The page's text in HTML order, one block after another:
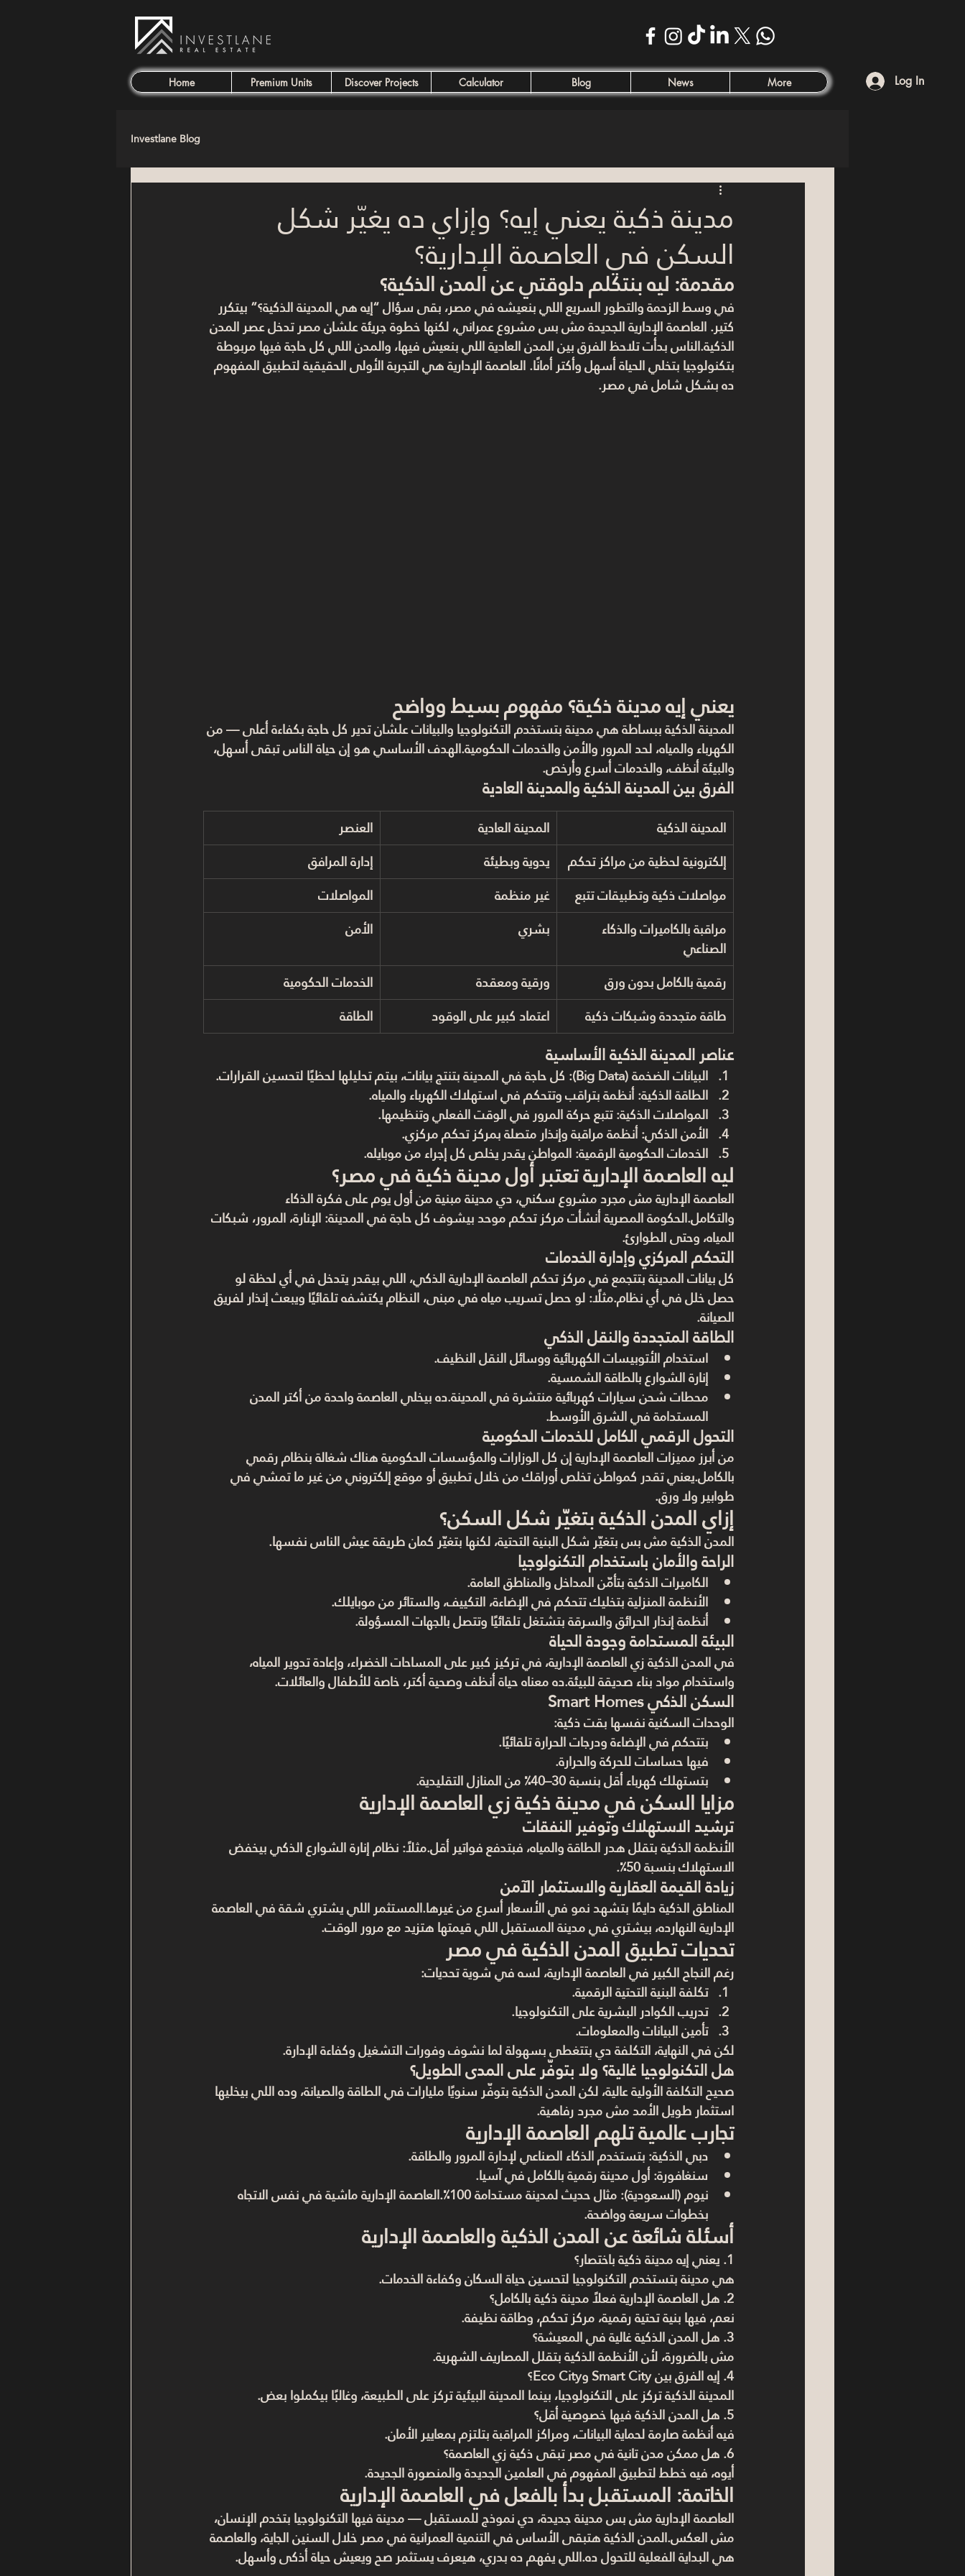
Home Premium Units Discover Projects Calculator Blog News More Log In
Investlane Blog
مدينة ذكية يعني إيه؟ وإزاي ده يغيّر شكل
السكن في العاصمة الإدارية؟
مقدمة: ليه بنتكلم دلوقتي عن المدن الذكية؟
في وسط الزحمة والتطور السريع اللي بنعيشه في مصر، بقى سؤال “إيه هي المدينة الذكية؟” بيتكرر
كتير. العاصمة الإدارية الجديدة مش بس مشروع عمراني، لكنها خطوة جريئة علشان مصر تدخل عصر المدن
الذكية.الناس بدأت تلاحظ الفرق بين المدن العادية اللي بنعيش فيها، والمدن اللي كل حاجة فيها مربوطة
بتكنولوجيا بتخلي الحياة أسهل وأكتر أمانًا. العاصمة الإدارية هي التجربة الأولى الحقيقية لتطبيق المفهوم
ده بشكل شامل في مصر.
يعني إيه مدينة ذكية؟ مفهوم بسيط وواضح
المدينة الذكية ببساطة هي مدينة بتستخدم التكنولوجيا والبيانات علشان تدير كل حاجة بكفاءة أعلى — من
الكهرباء والمياه، لحد المرور والأمن والخدمات الحكومية.الهدف الأساسي هو إن حياة الناس تبقى أسهل،
والبيئة أنظف، والخدمات أسرع وأرخص.
الفرق بين المدينة الذكية والمدينة العادية
العنصر المدينة العادية
المدينة الذكية
إدارة المرافق
يدوية وبطيئة
إلكترونية لحظية من مراكز تحكم
المواصلات
غير منظمة
مواصلات ذكية وتطبيقات تتبع
الأمن
بشري
مراقبة بالكاميرات والذكاء
الصناعي
الخدمات الحكومية
ورقية ومعقدة
رقمية بالكامل بدون ورق
الطاقة
اعتماد كبير على الوقود طاقة متجددة وشبكات ذكية
عناصر المدينة الذكية الأساسية
البيانات الضخمة (Big Data):
كل حاجة في المدينة بتنتج بيانات، بيتم تحليلها لحظيًا لتحسين القرارات.
الطاقة الذكية: أنظمة بتراقب وتتحكم في استهلاك الكهرباء والمياه.
المواصلات الذكية: تتبع حركة المرور في الوقت الفعلي وتنظيمها.
الأمن الذكي: أنظمة مراقبة وإنذار متصلة بمركز تحكم مركزي.
الخدمات الحكومية الرقمية: المواطن يقدر يخلص كل إجراء من موبايله.
ليه العاصمة الإدارية تعتبر أول مدينة ذكية في مصر؟
العاصمة الإدارية مش مجرد مشروع سكني، دي مدينة مبنية من أول يوم على فكرة الذكاء
والتكامل.الحكومة المصرية أنشأت مركز تحكم موحد بيشوف كل حاجة في المدينة: الإنارة، المرور، شبكات
المياه، وحتى الطوارئ.
التحكم المركزي وإدارة الخدمات
كل بيانات المدينة بتتجمع في مركز تحكم العاصمة الإدارية الذكي، اللي بيقدر يتدخل في أي لحظة لو
حصل خلل في أي نظام.مثلًا: لو حصل تسريب مياه في مبنى، النظام يكتشفه تلقائيًا ويبعث إنذار لفريق
الصيانة.
الطاقة المتجددة والنقل الذكي
استخدام الأتوبيسات الكهربائية ووسائل النقل النظيف.
إنارة الشوارع بالطاقة الشمسية.
محطات شحن سيارات كهربائية منتشرة في المدينة.ده بيخلي العاصمة واحدة من أكتر المدن
المستدامة في الشرق الأوسط.
التحول الرقمي الكامل للخدمات الحكومية
من أبرز مميزات العاصمة الإدارية إن كل الوزارات والمؤسسات الحكومية هناك شغالة بنظام رقمي
بالكامل.يعني تقدر كمواطن تخلص أوراقك من خلال تطبيق أو موقع إلكتروني من غير ما تمشي في
طوابير ولا ورق.
إزاي المدن الذكية بتغيّر شكل السكن؟
المدن الذكية مش بس بتغيّر شكل البنية التحتية، لكنها بتغيّر كمان طريقة عيش الناس نفسها.
الراحة والأمان باستخدام التكنولوجيا
الكاميرات الذكية بتأمّن المداخل والمناطق العامة.
الأنظمة المنزلية بتخليك تتحكم في الإضاءة، التكييف، والستائر من موبايلك.
أنظمة إنذار الحرائق والسرقة بتشتغل تلقائيًا وتتصل بالجهات المسؤولة.
البيئة المستدامة وجودة الحياة
في المدن الذكية زي العاصمة الإدارية، في تركيز كبير على المساحات الخضراء، وإعادة تدوير المياه،
واستخدام مواد بناء صديقة للبيئة.ده معناه حياة أنظف وصحية أكتر، خاصة للأطفال والعائلات.
السكن الذكي Smart Homes
الوحدات السكنية نفسها بقت ذكية:
بتتحكم في الإضاءة ودرجات الحرارة تلقائيًا.
فيها حساسات للحركة والحرارة.
بتستهلك كهرباء أقل بنسبة 30–40٪ من المنازل التقليدية.
مزايا السكن في مدينة ذكية زي العاصمة الإدارية
ترشيد الاستهلاك وتوفير النفقات
الأنظمة الذكية بتقلل هدر الطاقة والمياه، فبتدفع فواتير أقل.مثلاً: نظام إنارة الشوارع الذكي بيخفض
الاستهلاك بنسبة 50٪.
زيادة القيمة العقارية والاستثمار الآمن
المناطق الذكية دايمًا بتشهد نمو في الأسعار أسرع من غيرها.المستثمر اللي يشتري شقة في العاصمة
الإدارية النهارده، بيشتري في مدينة المستقبل اللي قيمتها هتزيد مع مرور الوقت.
تحديات تطبيق المدن الذكية في مصر
رغم النجاح الكبير في العاصمة الإدارية، لسه في شوية تحديات:
تكلفة البنية التحتية الرقمية.
تدريب الكوادر البشرية على التكنولوجيا.
تأمين البيانات والمعلومات.
لكن في النهاية، التكلفة دي بتتغطى بسهولة لما نشوف وفورات التشغيل وكفاءة الإدارة.
هل التكنولوجيا غالية؟ ولا بتوفّر على المدى الطويل؟
صحيح التكلفة الأولية عالية، لكن المدن الذكية بتوفّر سنويًا مليارات في الطاقة والصيانة، وده اللي بيخليها
استثمار طويل الأمد مش مجرد رفاهية.
تجارب عالمية تلهم العاصمة الإدارية
دبي الذكية: بتستخدم الذكاء الصناعي لإدارة المرور والطاقة.
سنغافورة: أول مدينة رقمية بالكامل في آسيا.
نيوم (السعودية)
: مثال حديث لمدينة مستدامة 100٪.العاصمة الإدارية ماشية في نفس الاتجاه
بخطوات سريعة وواضحة.
أسئلة شائعة عن المدن الذكية والعاصمة الإدارية
1. يعني إيه مدينة ذكية باختصار؟
هي مدينة بتستخدم التكنولوجيا لتحسين حياة السكان وكفاءة الخدمات.
2. هل العاصمة الإدارية فعلاً مدينة ذكية بالكامل؟
نعم، فيها بنية تحتية رقمية، مركز تحكم، وطاقة نظيفة.
3. هل المدن الذكية غالية في المعيشة؟
مش بالضرورة، لأن الأنظمة الذكية بتقلل المصاريف الشهرية.
4. إيه الفرق بين Smart City وEco City؟
المدينة الذكية تركز على التكنولوجيا، بينما المدينة البيئية تركز على الطبيعة، وغالبًا بيكملوا بعض.
5. هل المدن الذكية فيها خصوصية أقل؟
فيه أنظمة صارمة لحماية البيانات، ومراكز المراقبة بتلتزم بمعايير الأمان.
6. هل ممكن مدن تانية في مصر تبقى ذكية زي العاصمة؟
أيوه، فيه خطط لتطبيق المفهوم في العلمين الجديدة والمنصورة الجديدة.
الخاتمة: المستقبل بدأ بالفعل في العاصمة الإدارية
العاصمة الإدارية مش بس مدينة جديدة، دي نموذج للمستقبل — مدينة فيها التكنولوجيا بتخدم الإنسان،
مش العكس.المدن الذكية هتبقى الأساس في التنمية العمرانية في مصر خلال السنين الجاية، والعاصمة
هي البداية الفعلية للتحول ده.اللي يفهم ده بدري، هيعرف يستثمر صح ويعيش حياة أذكى وأسهل.